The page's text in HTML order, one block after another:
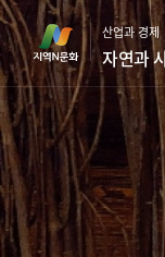
컨
텐
츠
영
역
바
로
가
기
하
단
영
역
바
로
가
기
산업과 경제
자연과